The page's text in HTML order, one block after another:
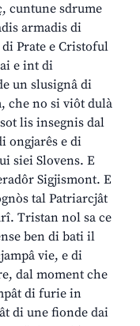
cuntune sdrume
armadis di
Prate e Cristoful
e int di
un slusignâ di
che no si viôt dulà
lis insegnis dal
ongjarês e di
siei Slovens. E
Sigjismont. E
tal Patriarcjât
Tristan nol sa ce
ben di bati il
vie, e di
dal moment che
di furie in
di une fionde dai